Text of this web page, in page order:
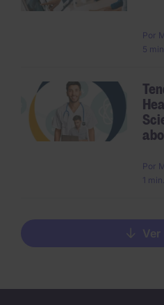
Por
5
Por
1
Ver